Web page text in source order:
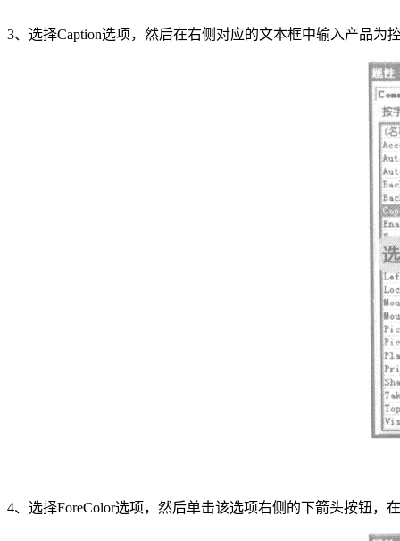
3、选择Caption选项，然后在右侧对应的文本框中输入产品为
4、选择ForeColor选项，然后单击该选项右侧的下箭头按钮